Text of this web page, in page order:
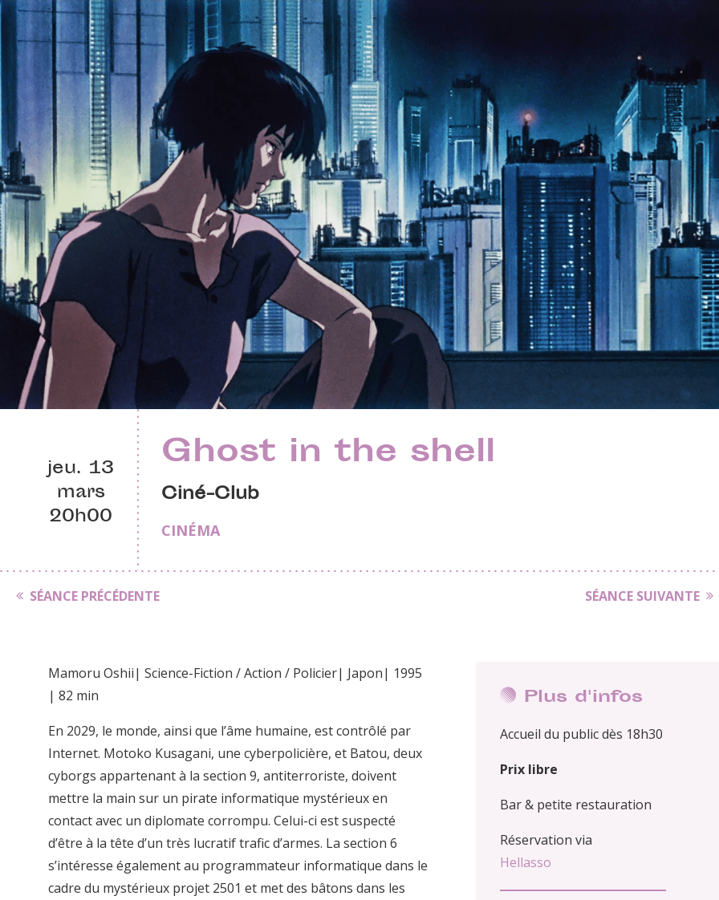
jeu. 13
mars
20h00
Ghost in the shell
Ciné-Club
CINÉMA
SÉANCE PRÉCÉDENTE SÉANCE SUIVANTE
Plus d'infos
Accueil du public dès 18h30
Prix libre
Bar & petite restauration
Réservation via
Hellasso
Mamoru Oshii| Science-Fiction / Action / Policier| Japon| 1995
| 82 min
En 2029, le monde, ainsi que l’âme humaine, est contrôlé par
Internet. Motoko Kusagani, une cyberpolicière, et Batou, deux
cyborgs appartenant à la section 9, antiterroriste, doivent
mettre la main sur un pirate informatique mystérieux en
contact avec un diplomate corrompu. Celui-ci est suspecté
d’être à la tête d’un très lucratif trafic d’armes. La section 6
s’intéresse également au programmateur informatique dans le
cadre du mystérieux projet 2501 et met des bâtons dans les